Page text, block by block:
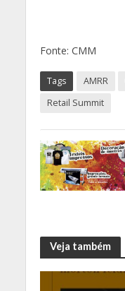
Fonte: CMM
Tags AMRR
Retail Summit
Veja também